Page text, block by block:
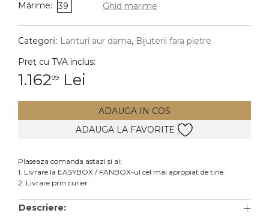
DIAMANTE Vezi toate
Cercei
Accesorii
Mărime: 39 Ghid marime
Categorii: Lanturi aur dama, Bijuterii fara pietre
Preț cu TVA inclus:
1.16299 Lei
ADAUGA IN COS
ADAUGA LA FAVORITE
Plaseaza comanda astazi si ai:
1. Livrare la EASYBOX / FANBOX-ul cel mai apropiat de tine
2. Livrare prin curier
Descriere: